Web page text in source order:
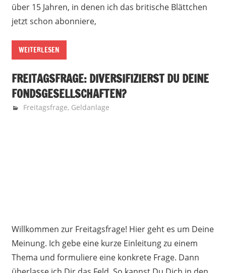
über 15 Jahren, in denen ich das britische Blättchen
jetzt schon abonniere,
WEITERLESEN
FREITAGSFRAGE: DIVERSIFIZIERST DU DEINE
FONDSGESELLSCHAFTEN?
26. August 2016
Finanzglück
Freitagsfrage, Geldanlage
Willkommen zur Freitagsfrage! Hier geht es um Deine
Meinung. Ich gebe eine kurze Einleitung zu einem
Thema und formuliere eine konkrete Frage. Dann